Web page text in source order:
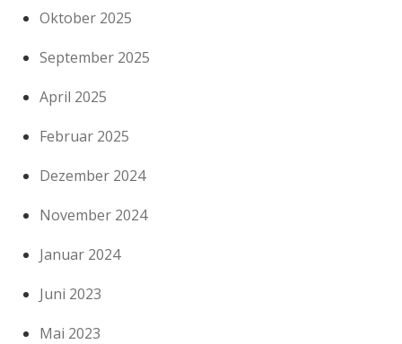
Oktober 2025
September 2025
April 2025
Februar 2025
Dezember 2024
November 2024
Januar 2024
Juni 2023
Mai 2023